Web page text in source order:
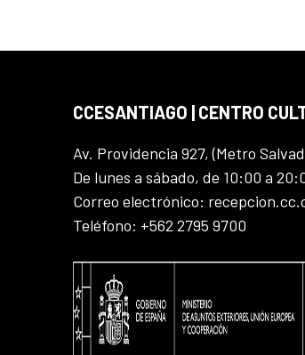
CCESANTIAGO | CENTRO
Av. Providencia 927, (Metro
De lunes a sábado, de 10:00 a
Correo electrónico:
Teléfono: +562 2795 9700